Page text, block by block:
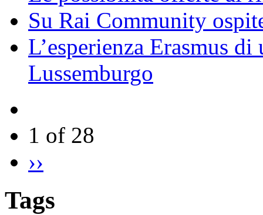
Su Rai Community
L’esperienza Erasmus
Lussemburgo
1 of 28
››
Tags